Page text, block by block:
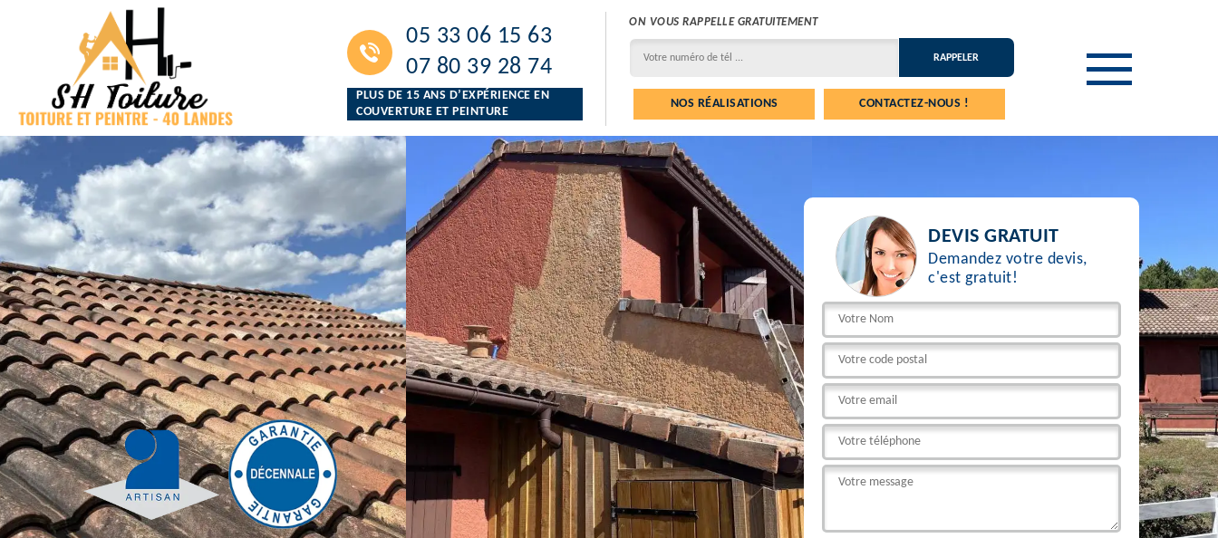
05 33 06 15 63
07 80 39 28 74
PLUS DE 15 ANS D’EXPÉRIENCE EN
COUVERTURE ET PEINTURE
ON VOUS RAPPELLE GRATUITEMENT
NOS RÉALISATIONS CONTACTEZ-NOUS !
DEVIS GRATUIT
Demandez votre devis,
c'est gratuit!